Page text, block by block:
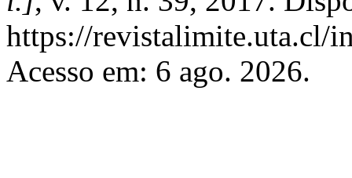
https://revistalimite.uta.cl/
Acesso em: 6 ago. 2026.